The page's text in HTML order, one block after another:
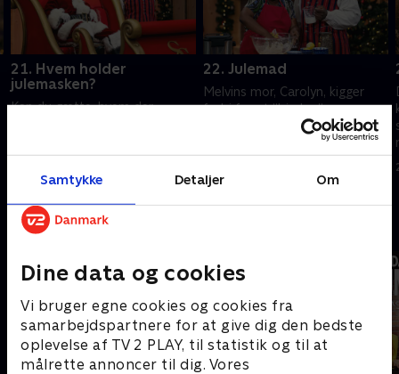
Samtykke Detaljer Om
Dine data og cookies
Vi bruger egne cookies og cookies fra
samarbejdspartnere for at give dig den bedste
oplevelse af TV 2 PLAY, til statistik og til at
målrette annoncer til dig. Vores
21. Hvem holder
julemasken?
Kan du gætte, hvem der
og en ny spiller gør pludselig sin
entré i julehytten
21. december 2024 • 18 min
22. Julemad
Melvins mor, Carolyn, kigger
forbi for at ”hjælpe”
deltagerne med at bage lækre
juleklejner. Det hele foregår
dog på luganda, så der opstår
lidt bageproblemer
Andre så også